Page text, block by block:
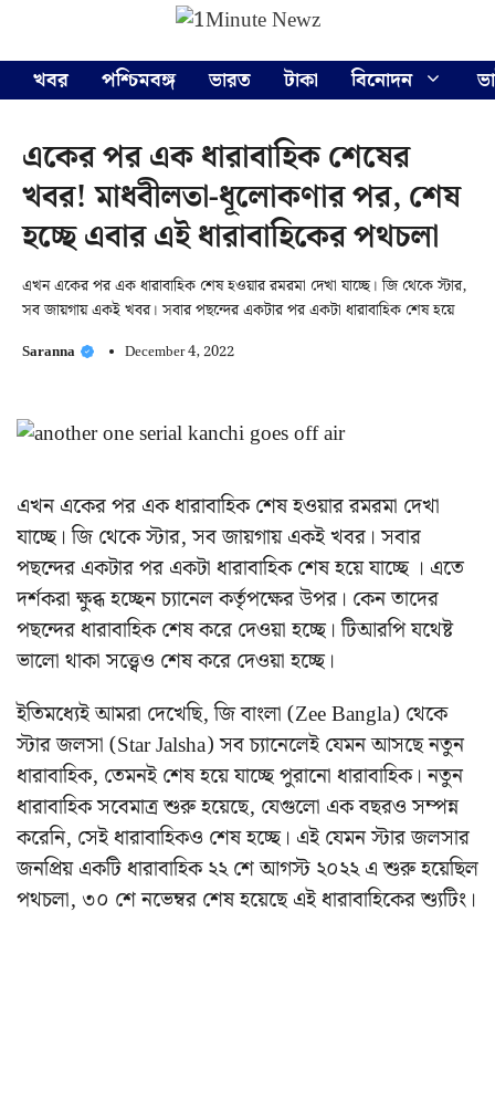
content
খবর
পশ্চিমবঙ্গ ভারত টাকা বিনোদন
একের পর এক ধারাবাহিক শেষের
খবর! মাধবীলতা-ধূলোকণার পর, শেষ
হচ্ছে এবার এই ধারাবাহিকের পথচলা
এখন একের পর এক ধারাবাহিক শেষ হওয়ার রমরমা দেখা যাচ্ছে। জি থেকে স্টার,
সব জায়গায় একই খবর। সবার পছন্দের একটার পর একটা ধারাবাহিক শেষ হয়ে
Saranna December 4, 2022
এখন একের পর এক ধারাবাহিক শেষ হওয়ার রমরমা দেখা
যাচ্ছে। জি থেকে স্টার, সব জায়গায় একই খবর। সবার
পছন্দের একটার পর একটা ধারাবাহিক শেষ হয়ে যাচ্ছে । এতে
দর্শকরা ক্ষুব্ধ হচ্ছেন চ্যানেল কর্তৃপক্ষের উপর। কেন তাদের
পছন্দের ধারাবাহিক শেষ করে দেওয়া হচ্ছে। টিআরপি যথেষ্ট
ভালো থাকা সত্ত্বেও শেষ করে দেওয়া হচ্ছে।
ইতিমধ্যেই আমরা দেখেছি, জি বাংলা (Zee Bangla) থেকে
স্টার জলসা (Star Jalsha) সব চ্যানেলেই যেমন আসছে নতুন
ধারাবাহিক, তেমনই শেষ হয়ে যাচ্ছে পুরানো ধারাবাহিক। নতুন
ধারাবাহিক সবেমাত্র শুরু হয়েছে, যেগুলো এক বছরও সম্পন্ন
করেনি, সেই ধারাবাহিকও শেষ হচ্ছে। এই যেমন স্টার জলসার
জনপ্রিয় একটি ধারাবাহিক ২২ শে আগস্ট ২০২২ এ শুরু হয়েছিল
পথচলা, ৩০ শে নভেম্বর শেষ হয়েছে এই ধারাবাহিকের শ্যুটিং।